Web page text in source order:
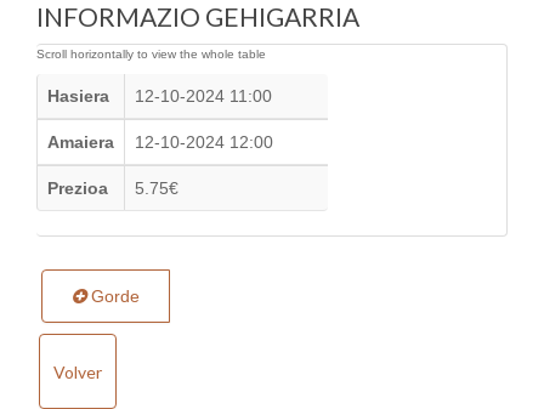
INFORMAZIO GEHIGARRIA
Hasiera 12-10-2024 11:00
Amaiera 12-10-2024 12:00
Prezioa 5.75€
Gorde
Volver